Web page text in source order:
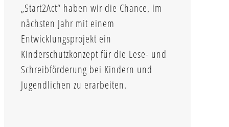
„Start2Act“ haben wir die Chance, im
nächsten Jahr mit einem
Entwicklungsprojekt ein
Kinderschutzkonzept für die Lese- und
Schreibförderung bei Kindern und
Jugendlichen zu erarbeiten.